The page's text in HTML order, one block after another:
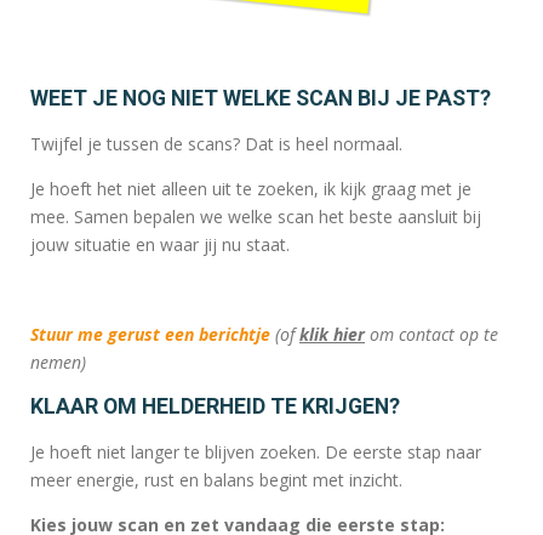
WEET JE NOG NIET WELKE SCAN BIJ JE PAST?
Twijfel je tussen de scans? Dat is heel normaal.
Je hoeft het niet alleen uit te zoeken, ik kijk graag met je
mee. Samen bepalen we welke scan het beste aansluit bij
jouw situatie en waar jij nu staat.
Stuur me gerust een berichtje (ofklik hierom contact op te
nemen)
KLAAR OM HELDERHEID TE KRIJGEN?
Je hoeft niet langer te blijven zoeken. De eerste stap naar
meer energie, rust en balans begint met inzicht.
Kies jouw scan en zet vandaag die eerste stap: